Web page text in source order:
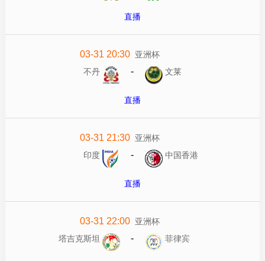
直播
03-31 20:30 亚洲杯
不丹
- 文莱
直播
03-31 21:30 亚洲杯
印度
- 中国香港
直播
03-31 22:00 亚洲杯
塔吉克斯坦
- 菲律宾